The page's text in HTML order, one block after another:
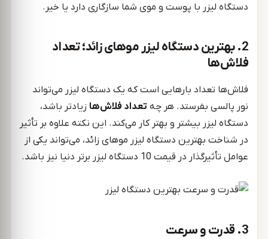
دستگاه لیزر با پوست و موی شما سازگاری دارد یا خیر.
2. بهترین دستگاه لیزر موهای زائد؛ تعداد
فلاش‌ها
فلاش‌ها تعداد بارهایی است که یک دستگاه لیزر می‌تواند
نور پالسی بفرستد. هر چه تعداد فلاش‌ها زیادتر باشد،
دستگاه لیزر بیشتر و بهتر کار می‌کند. این نکته علاوه بر تأثیر
در شناخت بهترین دستگاه لیزر موهای زائد، می‌تواند یکی از
عوامل تأثیرگذار در قیمت 10 دستگاه لیزر برتر دنیا نیز باشد.
3. قدرت و سرعت